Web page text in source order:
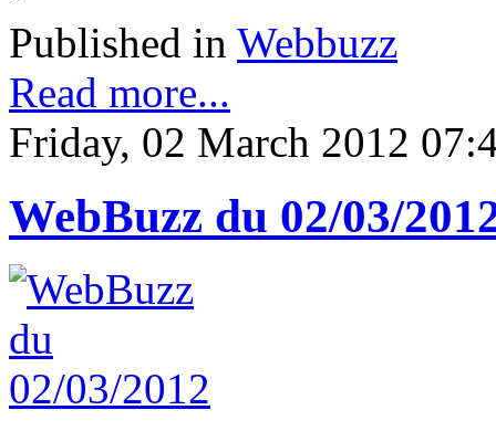
Published in Webbuzz
Read more...
Friday, 02 March 2012
WebBuzz du 02/03/